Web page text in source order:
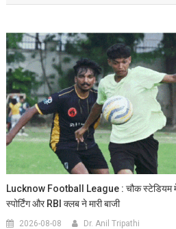
Lucknow Football League : चौक स्टेडियम में
स्पोर्टिंग और RBI क्लब ने मारी बाजी
2026-08-08 Dr. Anil Tripathi